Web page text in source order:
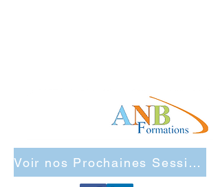
Voir nos Prochaines Sessions Inter Entreprises